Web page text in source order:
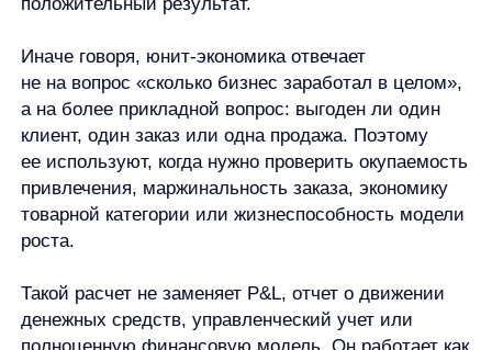
товарной категории или жизнеспособность модели
Такой расчет не заменяет P&L, отчет о движении
денежных средств, управленческий учет или
полноценную финансовую модель. Он работает как
диагностический инструмент: показывает, где
экономика юнита выглядит устойчивой, а где
результат ломается из-за себестоимости, скидок,
логистики, комиссий, стоимости привлечения,
возвратов или слабых повторных покупок.
Базовая логика выглядит так:
выбрать юнит;
понять, какой доход он приносит;
вычесть переменные расходы;